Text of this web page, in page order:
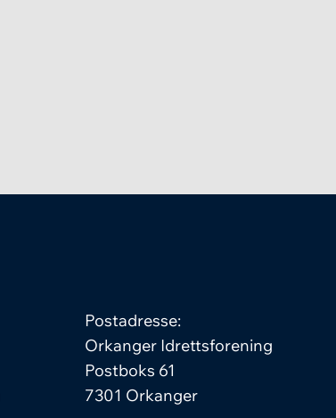
Postadresse:
Orkanger Idrettsforening
Postboks 61
7301 Orkanger